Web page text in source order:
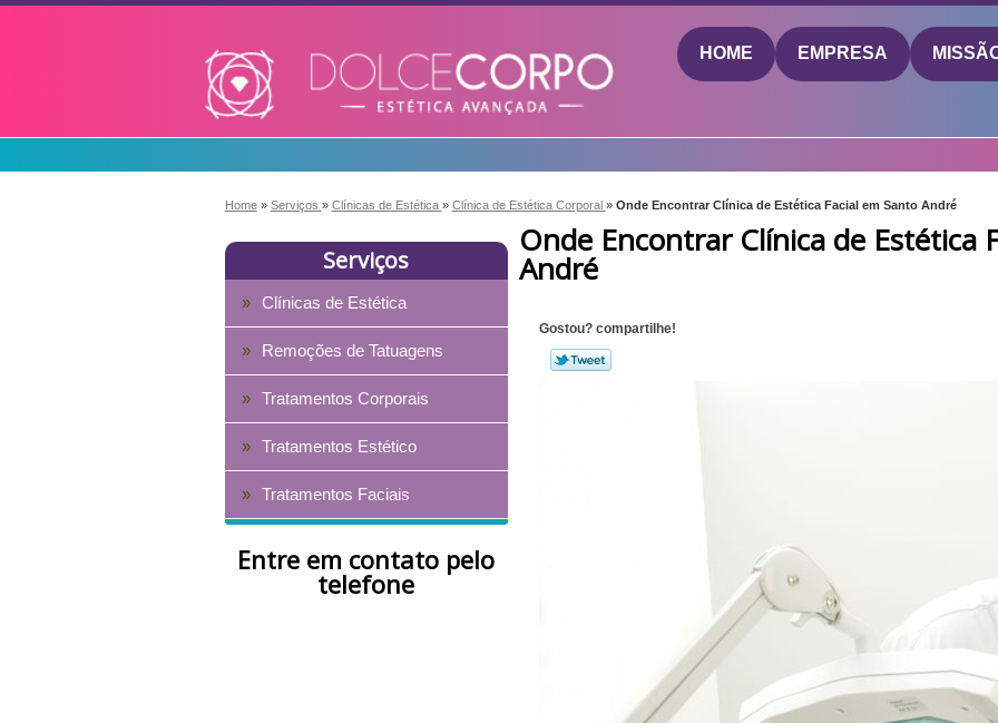
HOME EMPRESA
Home » Serviços » Clínicas de Estética » Clínica de Estética Corporal » Onde Encontrar Clínica de Estética Facial em Santo André
Serviços
Clínicas de Estética
Remoções de Tatuagens
Tratamentos Corporais
Tratamentos Estético
Tratamentos Faciais
Entre em contato pelo
telefone
Onde Encontrar Clínica de Estética
André
Gostou? compartilhe!